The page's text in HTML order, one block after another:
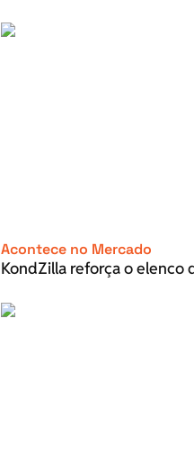
Acontece no Mercado
KondZilla reforça o elenco